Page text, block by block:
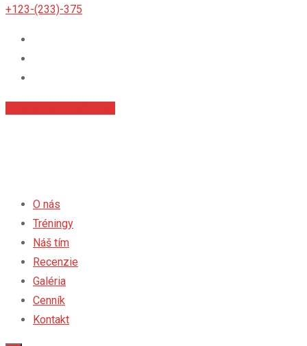
+123-(233)-375
O nás
Tréningy
Náš tím
Recenzie
Galéria
Cenník
Kontakt